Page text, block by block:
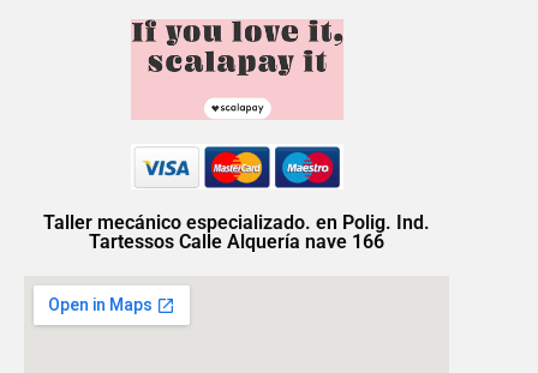
Taller mecánico especializado. en Polig. Ind.
Tartessos Calle Alquería nave 166